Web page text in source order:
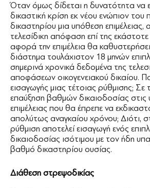
Όταν όμως δίδεται η δυνατότητα να
δικαστική κρίση εκ νέου ενώπιον
δικαστηρίου μια υπόθεση επιμέλειας,
τελεσίδικη απόφαση επί της
αφορά την επιμέλεια θα
διάστημα τουλάχιστον 18 μηνών
σημερινά χρονικά δεδομένα της
αποφάσεων οικογενειακού δικαίου.
εισαγωγής μιας τέτοιας ρύθμισης; Σε
επαύξηση βαθμών δικαιοδοσίας στις
επιμέλειας που θα έπρεπε να
απολύτως αναγκαίου χρόνου; Διότι,
ρύθμιση αποτελεί εισαγωγή ενός
δικαιοδοσίας ισότιμου με τον ήδη
βαθμό δικαστηρίου ουσίας.
Διάθεση στρεψοδικίας